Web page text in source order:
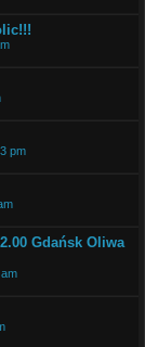
pm
Gdańsk Oliwa